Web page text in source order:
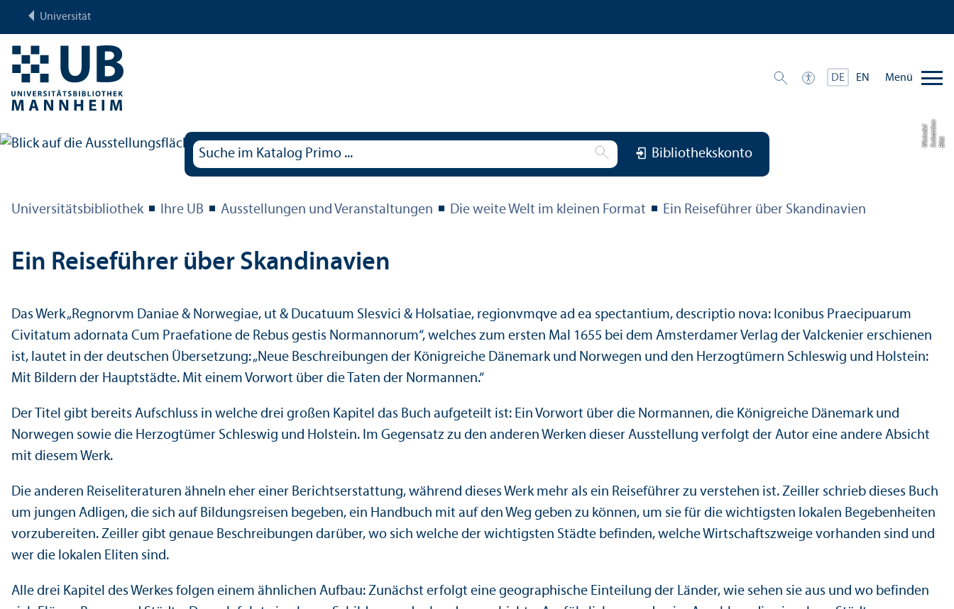
Universität
DE EN Menü
Bil
d:
S
e
b
a
s
ti
anW
ei
n
d
el
Bibliothekskonto
Universitäts­bibliothek Ihre UB Ausstellungen und Veranstaltungen Die weite Welt im kleinen Format Ein Reiseführer über Skandinavien
Ein Reiseführer über Skandinavien
Das Werk „Regnorvm Daniae & Norwegiae, ut & Ducatuum Slesvici & Holsatiae, regionvmqve ad ea spectantium, descriptio nova: Iconibus Praecipuarum
Civitatum adornata Cum Praefatione de Rebus gestis Normannorum“, welches zum ersten Mal 1655 bei dem Amsterdamer Verlag der Valckenier erschienen
ist, lautet in der deutschen Über­setzung: „Neue Beschreibungen der Königreiche Dänemark und Norwegen und den Herzogtümern Schleswig und Holstein:
Mit Bildern der Hauptstädte. Mit einem Vorwort über die Taten der Normannen.“
Der Titel gibt bereits Aufschluss in welche drei großen Kapitel das Buch aufgeteilt ist: Ein Vorwort über die Normannen, die Königreiche Dänemark und
Norwegen sowie die Herzogtümer Schleswig und Holstein. Im Gegensatz zu den anderen Werken dieser Ausstellung verfolgt der Autor eine andere Absicht
mit diesem Werk.
Die anderen Reiseliteraturen ähneln eher einer Berichts­erstattung, während dieses Werk mehr als ein Reiseführer zu verstehen ist. Zeiller schrieb dieses Buch
um jungen Adligen, die sich auf Bildungs­reisen begeben, ein Handbuch mit auf den Weg geben zu können, um sie für die wichtigsten lokalen Begebenheiten
vorzubereiten. Zeiller gibt genaue Beschreibungen darüber, wo sich welche der wichtigsten Städte befinden, welche Wirtschafts­zweige vorhanden sind und
wer die lokalen Eliten sind.
Alle drei Kapitel des Werkes folgen einem ähnlichen Aufbau: Zunächst erfolgt eine geographische Einteilung der Länder, wie sehen sie aus und wo befinden